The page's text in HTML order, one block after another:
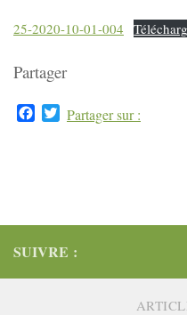
25-2020-10-01-004
Partager
Facebook
Twitter
Partager sur :
SUIVRE :